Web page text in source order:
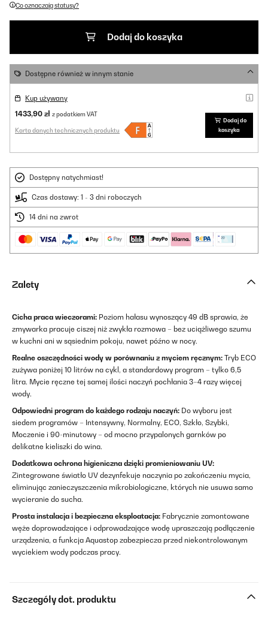
Co oznaczają statusy?
Dodaj do koszyka
Dostępne również w innym stanie
Kup używany
1433,90 zł z podatkiem VAT
Karta danych technicznych produktu
Dodaj do
koszyka
Dostępny natychmiast!
Czas dostawy: 1 - 3 dni roboczych
14 dni na zwrot
Zalety
Cicha praca wieczorami: Poziom hałasu wynoszący 49 dB sprawia, że
zmywarka pracuje ciszej niż zwykła rozmowa – bez uciążliwego szumu
w kuchni ani w sąsiednim pokoju, nawet późno w nocy.
Realne oszczędności wody w porównaniu z myciem ręcznym: Tryb ECO
zużywa poniżej 10 litrów na cykl, a standardowy program – tylko 6,5
litra. Mycie ręczne tej samej ilości naczyń pochłania 3–4 razy więcej
wody.
Odpowiedni program do każdego rodzaju naczyń: Do wyboru jest
siedem programów – Intensywny, Normalny, ECO, Szkło, Szybki,
Moczenie i 90-minutowy – od mocno przypalonych garnków po
delikatne kieliszki do wina.
Dodatkowa ochrona higieniczna dzięki promieniowaniu UV:
Zintegrowane światło UV dezynfekuje naczynia po zakończeniu mycia,
eliminując zanieczyszczenia mikrobiologiczne, których nie usuwa samo
wycieranie do sucha.
Prosta instalacja i bezpieczna eksploatacja: Fabrycznie zamontowane
węże doprowadzające i odprowadzające wodę upraszczają podłączenie
urządzenia, a funkcja Aquastop zabezpiecza przed niekontrolowanym
wyciekiem wody podczas pracy.
Szczegóły dot. produktu